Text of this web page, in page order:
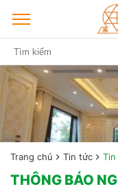
Trang chủ Tin tức
THÔNG BÁO